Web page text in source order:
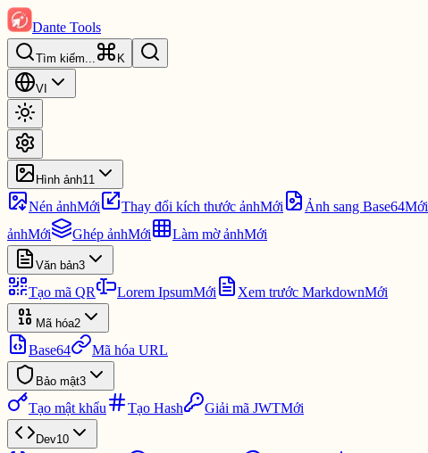
Dante Tools
Tìm kiếm... K
VI
Hình ảnh11
Nén ảnhMới Thay đổi kích thước ảnhMới Ảnh sang Base64Mới
ảnhMới Ghép ảnhMới Làm mờ ảnhMới
Văn bản3
Tạo mã QR Lorem IpsumMới Xem trước MarkdownMới
Mã hóa2
Base64 Mã hóa URL
Bảo mật3
Tạo mật khẩu Tạo Hash Giải mã JWTMới
Dev10